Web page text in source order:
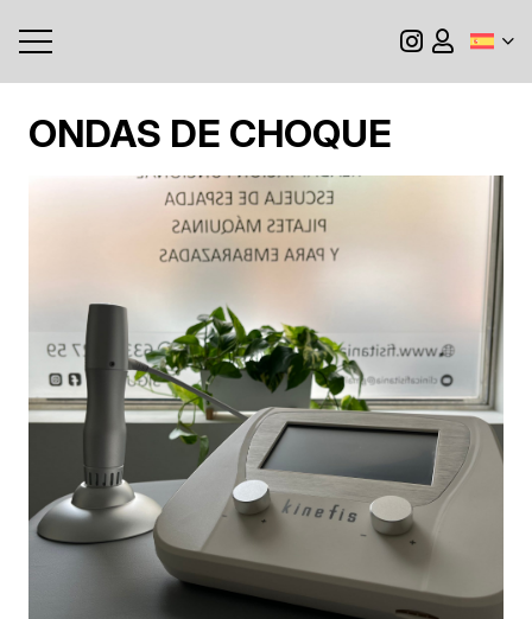
ONDAS DE CHOQUE